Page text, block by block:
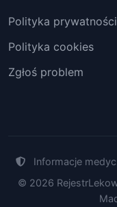
Polityka prywatności
Polityka cookies
Zgłoś problem
Informacje
© 2026